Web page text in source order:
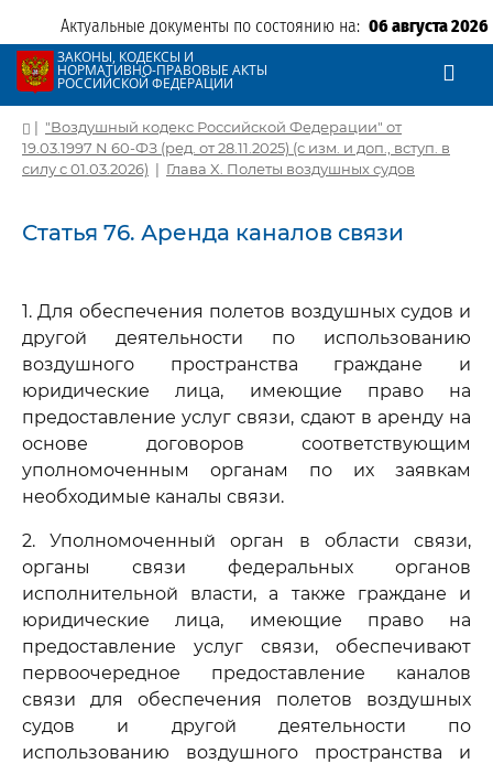
Актуальные документы по состоянию на: 06 августа 2026
ЗАКОНЫ, КОДЕКСЫ И
НОРМАТИВНО-ПРАВОВЫЕ АКТЫ
РОССИЙСКОЙ ФЕДЕРАЦИИ
| "Воздушный кодекс Российской Федерации" от
19.03.1997 N 60-ФЗ (ред. от 28.11.2025) (с изм. и доп., вступ. в
силу с 01.03.2026) | Глава X. Полеты воздушных судов
Статья 76. Аренда каналов связи
1. Для обеспечения полетов воздушных судов и
другой деятельности по использованию
воздушного пространства граждане и
юридические лица, имеющие право на
предоставление услуг связи, сдают в аренду на
основе договоров соответствующим
уполномоченным органам по их заявкам
необходимые каналы связи.
2. Уполномоченный орган в области связи,
органы связи федеральных органов
исполнительной власти, а также граждане и
юридические лица, имеющие право на
предоставление услуг связи, обеспечивают
первоочередное предоставление каналов
связи для обеспечения полетов воздушных
судов и другой деятельности по
использованию воздушного пространства и